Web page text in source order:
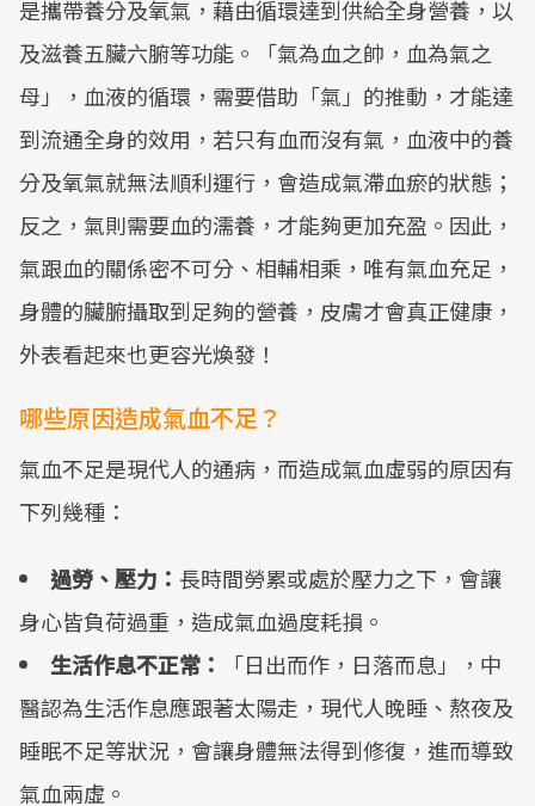
是攜帶養分及氧氣，藉由循環達到供給全身營養，以
及滋養五臟六腑等功能。「氣為血之帥，血為氣之
母」，血液的循環，需要借助「氣」的推動，才能達
到流通全身的效用，若只有血而沒有氣，血液中的養
分及氧氣就無法順利運行，會造成氣滯血瘀的狀態；
反之，氣則需要血的濡養，才能夠更加充盈。因此，
氣跟血的關係密不可分、相輔相乘，唯有氣血充足，
身體的臟腑攝取到足夠的營養，皮膚才會真正健康，
外表看起來也更容光煥發！
哪些原因造成氣血不足？
氣血不足是現代人的通病，而造成氣血虛弱的原因有
下列幾種：
過勞、壓力： 長時間勞累或處於壓力之下，會讓
身心皆負荷過重，造成氣血過度耗損。
生活作息不正常：
「日出而作，日落而息」，中
醫認為生活作息應跟著太陽走，現代人晚睡、熬夜及
睡眠不足等狀況，會讓身體無法得到修復，進而導致
氣血兩虛。